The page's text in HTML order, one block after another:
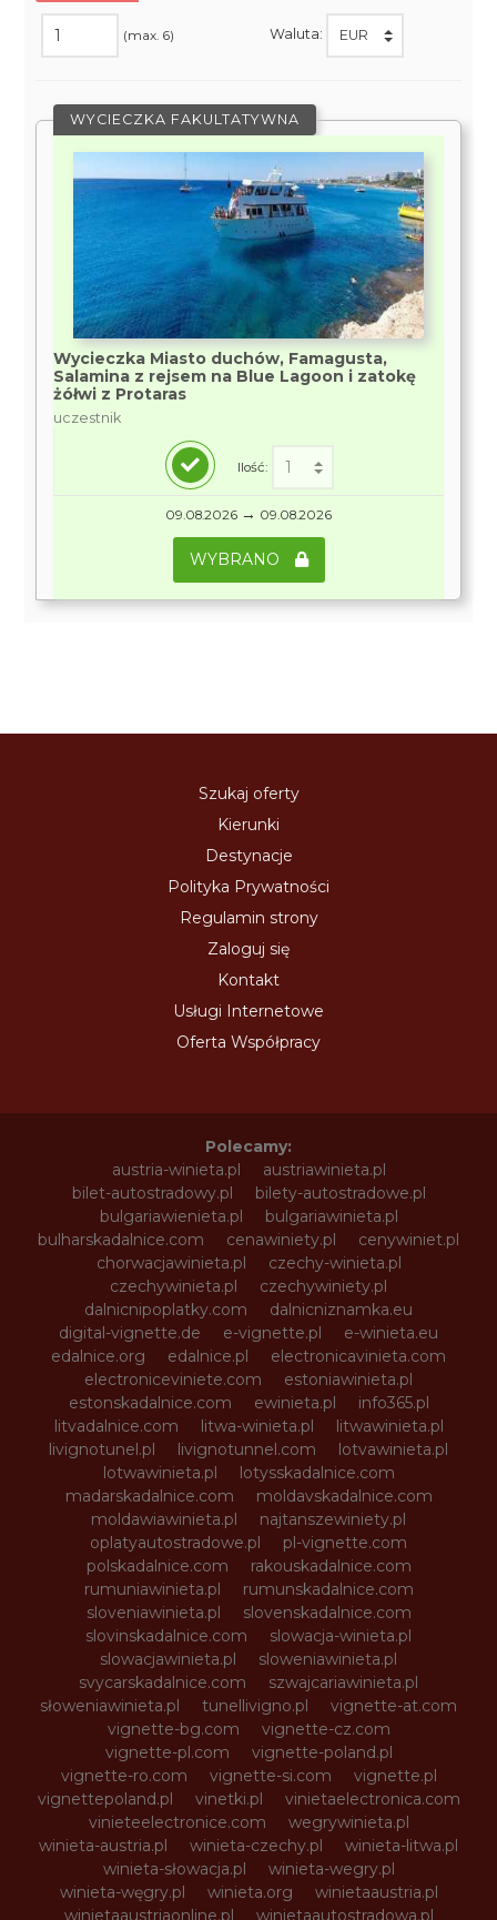
(max. 6) Waluta:
WYCIECZKA FAKULTATYWNA
Wycieczka Miasto duchów, Famagusta,
Salamina z rejsem na Blue Lagoon i zatokę
żółwi z Protaras
uczestnik
Ilość:
09.08.2026 → 09.08.2026
WYBRANO
Szukaj oferty
Kierunki
Destynacje
Polityka Prywatności
Regulamin strony
Zaloguj się
Kontakt
Usługi Internetowe
Oferta Współpracy
Polecamy:
austria-winieta.pl
austriawinieta.pl
bilet-autostradowy.pl
bilety-autostradowe.pl
bulgariawienieta.pl
bulgariawinieta.pl
bulharskadalnice.com
cenawiniety.pl
cenywiniet.pl
chorwacjawinieta.pl
czechy-winieta.pl
czechywinieta.pl
czechywiniety.pl
dalnicnipoplatky.com
dalnicniznamka.eu
digital-vignette.de
e-vignette.pl
e-winieta.eu
edalnice.org
edalnice.pl
electronicavinieta.com
electroniceviniete.com
estoniawinieta.pl
estonskadalnice.com
ewinieta.pl
info365.pl
litvadalnice.com
litwa-winieta.pl
litwawinieta.pl
livignotunel.pl
livignotunnel.com
lotvawinieta.pl
lotwawinieta.pl
lotysskadalnice.com
madarskadalnice.com
moldavskadalnice.com
moldawiawinieta.pl
najtanszewiniety.pl
oplatyautostradowe.pl
pl-vignette.com
polskadalnice.com
rakouskadalnice.com
rumuniawinieta.pl
rumunskadalnice.com
sloveniawinieta.pl
slovenskadalnice.com
slovinskadalnice.com
slowacja-winieta.pl
slowacjawinieta.pl
sloweniawinieta.pl
svycarskadalnice.com
szwajcariawinieta.pl
słoweniawinieta.pl
tunellivigno.pl
vignette-at.com
vignette-bg.com
vignette-cz.com
vignette-pl.com
vignette-poland.pl
vignette-ro.com
vignette-si.com
vignette.pl
vignettepoland.pl
vinetki.pl
vinietaelectronica.com
vinieteelectronice.com
wegrywinieta.pl
winieta-austria.pl
winieta-czechy.pl
winieta-litwa.pl
winieta-słowacja.pl
winieta-wegry.pl
winieta-węgry.pl
winieta.org
winietaaustria.pl
winietaaustriaonline.pl
winietaautostradowa.pl